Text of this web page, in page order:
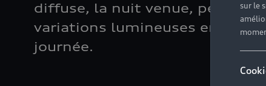
sur le
diffuse, la nuit venue, pendant
variations lumineuses
journée.